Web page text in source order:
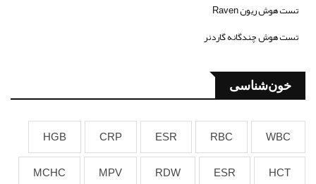
تست هوش ریون Raven
تست هوش چندگانه گاردنر
خون‌شناسی
WBC
RBC
ESR
CRP
HGB
HCT
ESR
RDW
MPV
MCHC